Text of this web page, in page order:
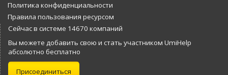
Политика конфиденциальности
Правила пользования ресурсом
Сейчас в системе 14670 компаний
Вы можете добавить свою и стать участником UmiHelp
абсолютно бесплатно
Присоединиться